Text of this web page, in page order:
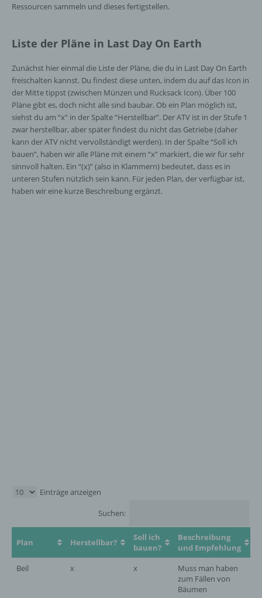
Ressourcen sammeln und dieses fertigstellen.
Liste der Pläne in Last Day On Earth
Zunächst hier einmal die Liste der Pläne, die du in Last Day On Earth
freischalten kannst. Du findest diese unten, indem du auf das Icon in
der Mitte tippst (zwischen Münzen und Rucksack Icon). Über 100
Pläne gibt es, doch nicht alle sind baubar. Ob ein Plan möglich ist,
siehst du am “x” in der Spalte “Herstellbar”. Der ATV ist in der Stufe 1
zwar herstellbar, aber später findest du nicht das Getriebe (daher
kann der ATV nicht vervollständigt werden). In der Spalte “Soll ich
bauen”, haben wir alle Pläne mit einem “x” markiert, die wir für sehr
sinnvoll halten. Ein “(x)” (also in Klammern) bedeutet, dass es in
unteren Stufen nützlich sein kann. Für jeden Plan, der verfügbar ist,
haben wir eine kurze Beschreibung ergänzt.
Einträge anzeigen
Suchen:
Plan Herstellbar?
Soll ich
bauen?
Beschreibung
und Empfehlung
Beil x x
Muss man haben
zum Fällen von
Bäumen